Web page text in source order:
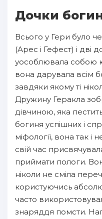
Дочки
Всього у Гери було
(Арес і Гефест) і дві
уособлювала собою
вона дарувала всім
завдяки якому ті
Дружину Геракла
дівчиною, яка
богиня успішних і
міфології, вона так і
свій час
приймати пологи.
ніколи не сміла
користуючись
часто
знаряддя помсти.